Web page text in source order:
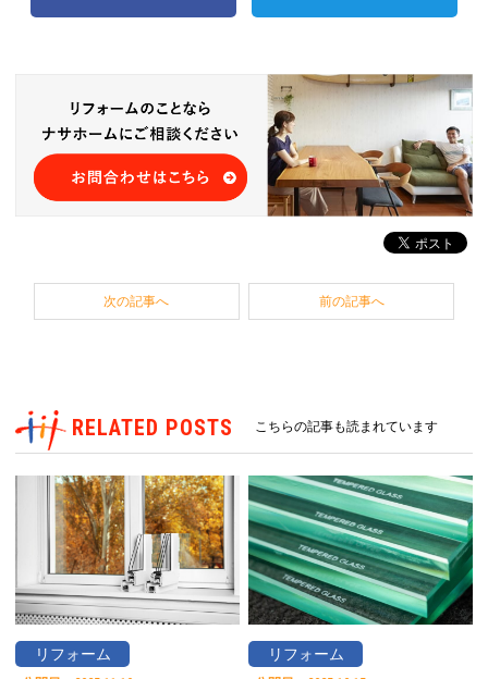
次の記事へ 前の記事へ
RELATED POSTS こちらの記事も読まれています
リフォーム リフォーム